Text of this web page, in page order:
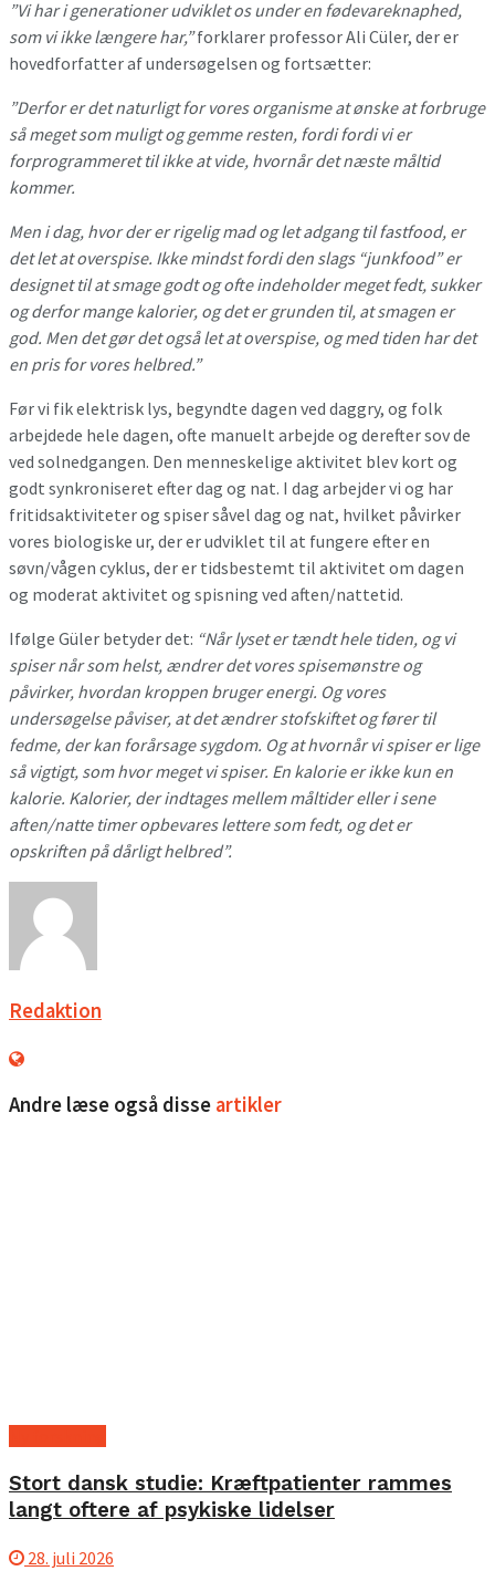
”Vi har i generationer udviklet os under en fødevareknaphed,
som vi ikke længere har,”forklarer professor Ali Cüler, der er
hovedforfatter af undersøgelsen og fortsætter:
”Derfor er det naturligt for vores organisme at ønske at forbruge
så meget som muligt og gemme resten, fordi fordi vi er
forprogrammeret til ikke at vide, hvornår det næste måltid
kommer.
Men i dag, hvor der er rigelig mad og let adgang til fastfood, er
det let at overspise. Ikke mindst fordi den slags “junkfood” er
designet til at smage godt og ofte indeholder meget fedt, sukker
og derfor mange kalorier, og det er grunden til, at smagen er
god. Men det gør det også let at overspise, og med tiden har det
en pris for vores helbred.”
Før vi fik elektrisk lys, begyndte dagen ved daggry, og folk
arbejdede hele dagen, ofte manuelt arbejde og derefter sov de
ved solnedgangen. Den menneskelige aktivitet blev kort og
godt synkroniseret efter dag og nat. I dag arbejder vi og har
fritidsaktiviteter og spiser såvel dag og nat, hvilket påvirker
vores biologiske ur, der er udviklet til at fungere efter en
søvn/vågen cyklus, der er tidsbestemt til aktivitet om dagen
og moderat aktivitet og spisning ved aften/nattetid.
Ifølge Güler betyder det: “Når lyset er tændt hele tiden, og vi
spiser når som helst, ændrer det vores spisemønstre og
påvirker, hvordan kroppen bruger energi. Og vores
undersøgelse påviser, at det ændrer stofskiftet og fører til
fedme, der kan forårsage sygdom. Og at hvornår vi spiser er lige
så vigtigt, som hvor meget vi spiser. En kalorie er ikke kun en
kalorie. Kalorier, der indtages mellem måltider eller i sene
aften/natte timer opbevares lettere som fedt, og det er
opskriften på dårligt helbred”.
Redaktion
Andre læse også disse artikler
Stort dansk studie: Kræftpatienter rammes
langt oftere af psykiske lidelser
28. juli 2026